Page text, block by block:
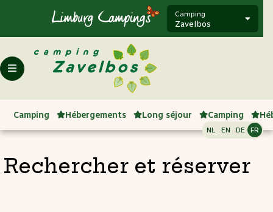
Camping
Zavelbos
NL EN DE FR
Camping Hébergements Long séjour Camping
Rechercher et réserver